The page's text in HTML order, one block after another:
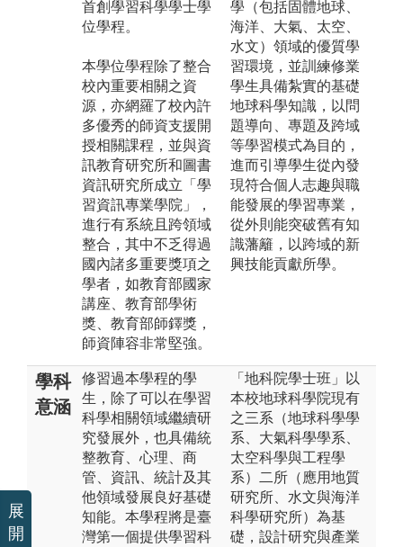
首創學習科學學士學
位學程。
本學位學程除了整合
校內重要相關之資
源，亦網羅了校內許
多優秀的師資支援開
授相關課程，並與資
訊教育研究所和圖書
資訊研究所成立「學
習資訊專業學院」，
進行有系統且跨領域
整合，其中不乏得過
國內諸多重要獎項之
學者，如教育部國家
講座、教育部學術
獎、教育部師鐸獎，
師資陣容非常堅強。
學（包括固體地球、
海洋、大氣、太空、
水文）領域的優質學
習環境，並訓練修業
學生具備紮實的基礎
地球科學知識，以問
題導向、專題及跨域
等學習模式為目的，
進而引導學生從內發
現符合個人志趣與職
能發展的學習專業，
從外則能突破舊有知
識藩籬，以跨域的新
興技能貢獻所學。
學科
意涵
修習過本學程的學
生，除了可以在學習
科學相關領域繼續研
究發展外，也具備統
整教育、心理、商
管、資訊、統計及其
他領域發展良好基礎
知能。本學程將是臺
灣第一個提供學習科
「地科院學士班」以
本校地球科學院現有
之三系（地球科學學
系、大氣科學學系、
太空科學與工程學
系）二所（應用地質
研究所、水文與海洋
科學研究所）為基
礎，設計研究與產業
展
開